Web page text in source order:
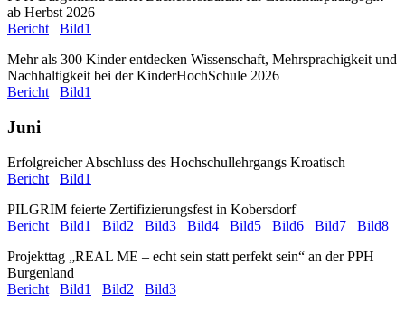
ab Herbst 2026
Bericht
Bild1
Mehr als 300 Kinder entdecken Wissenschaft, Mehrsprachigkeit und
Nachhaltigkeit bei der KinderHochSchule 2026
Bericht
Bild1
Juni
Erfolgreicher Abschluss des Hochschullehrgangs Kroatisch
Bericht
Bild1
PILGRIM feierte Zertifizierungsfest in Kobersdorf
Bericht
Bild1 Bild2 Bild3 Bild4 Bild5 Bild6 Bild7
Bild8
Projekttag „REAL ME – echt sein statt perfekt sein“ an der PPH
Burgenland
Bericht
Bild1 Bild2 Bild3